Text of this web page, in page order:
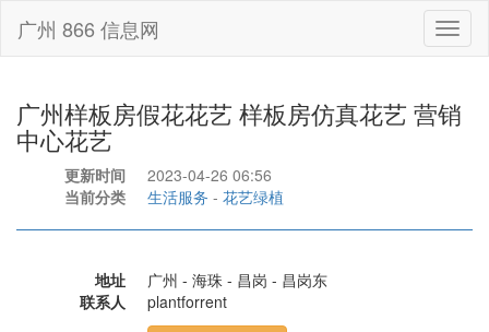
广州 866 信息网
广州样板房假花花艺 样板房仿真花艺 营销
中心花艺
更新时间
2023-04-26 06:56
当前分类
生活服务 - 花艺绿植
地址
广州 - 海珠 - 昌岗 - 昌岗东
联系人
plantforrent